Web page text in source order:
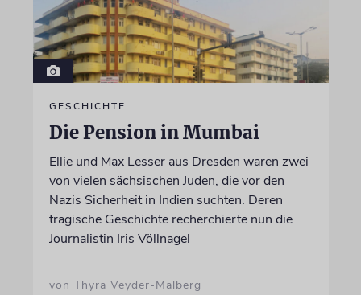
GESCHICHTE
Die Pension in Mumbai
Ellie und Max Lesser aus Dresden waren zwei
von vielen sächsischen Juden, die vor den
Nazis Sicherheit in Indien suchten. Deren
tragische Geschichte recherchierte nun die
Journalistin Iris Völlnagel
von Thyra Veyder-Malberg